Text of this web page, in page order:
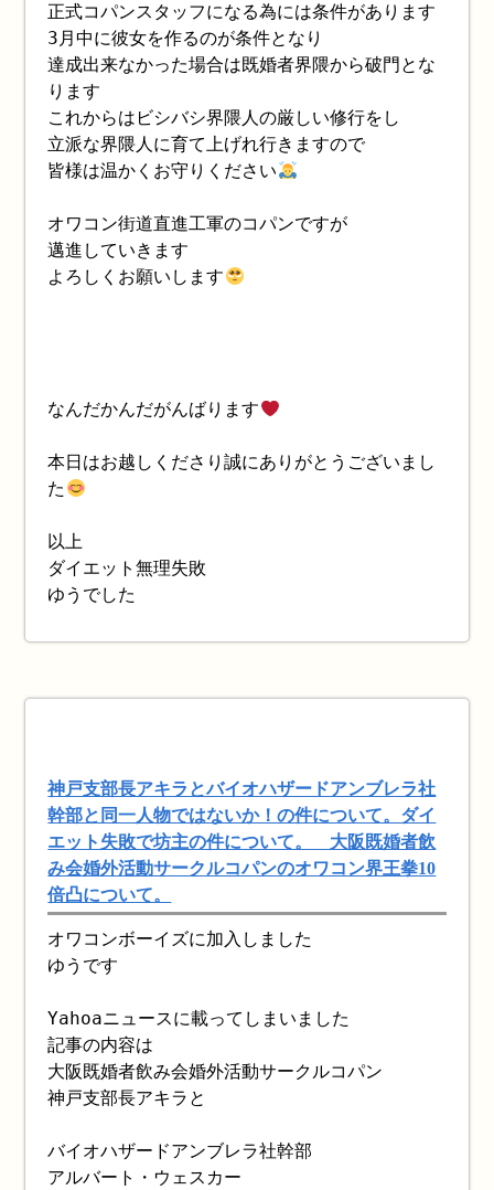
正式コパンスタッフになる為には条件があります
3月中に彼女を作るのが条件となり
達成出来なかった場合は既婚者界隈から破門とな
ります
これからはビシバシ界隈人の厳しい修行をし
立派な界隈人に育て上げれ行きますので
皆様は温かくお守りください
オワコン街道直進工軍のコパンですが
邁進していきます
よろしくお願いします
なんだかんだがんばります
本日はお越しくださり誠にありがとうございまし
た
以上
ダイエット無理失敗
ゆうでした
神戸支部長アキラとバイオハザードアンブレラ社
幹部と同一人物ではないか！の件について。ダイ
エット失敗で坊主の件について。 大阪既婚者飲
み会婚外活動サークルコパンのオワコン界王拳10
倍凸について。
オワコンボーイズに加入しました
ゆうです
Yahoaニュースに載ってしまいました
記事の内容は
大阪既婚者飲み会婚外活動サークルコパン
神戸支部長アキラと
バイオハザードアンブレラ社幹部
アルバート・ウェスカー